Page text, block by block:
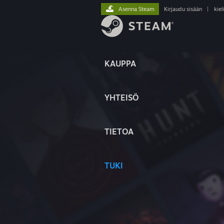
KAUPPA
YHTEISÖ
TIETOA
TUKI
Asenna Steam Kirjaudu sisään kieli